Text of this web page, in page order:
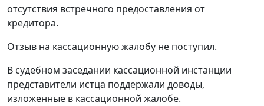
отсутствия встречного предоставления от
кредитора.
Отзыв на кассационную жалобу не поступил.
В судебном заседании кассационной инстанции
представители истца поддержали доводы,
изложенные в кассационной жалобе.